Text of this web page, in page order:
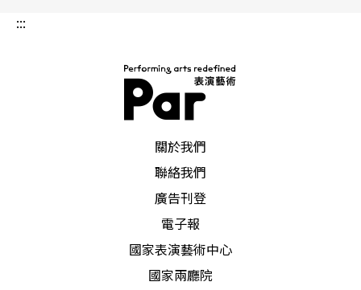
:::
關於我們
聯絡我們
廣告刊登
電子報
國家表演藝術中心
國家兩廳院